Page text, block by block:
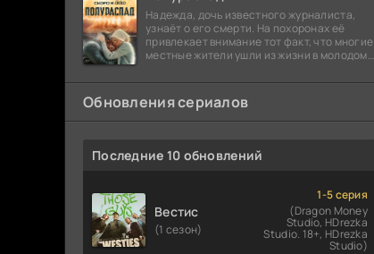
Надежда, дочь известного журналиста,
узнаёт о его смерти. На похоронах её
привлекает внимание тот факт, что многие
местные жители ушли из жизни в молодом
бомбы
Обновления сериалов
Последние 10 обновлений
Вестис
(1 сезон)
1-5 серия
(Dragon Money
Studio, HDrezka
Studio. 18+, HDrezka
Studio)